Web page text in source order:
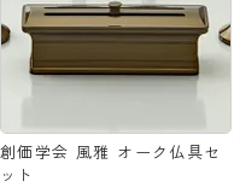
創価学会 風雅 オーク仏具セ
ット